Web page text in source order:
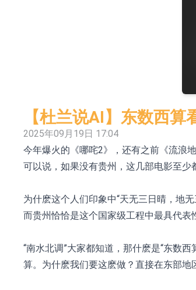
【异动股】港股涨幅榜前十
【异动股】昨日打二板以上
【异动股】港股跌幅榜前十
【异动股】港股涨幅榜前十
COMMUNE幻师在香港开设旗
香港交易所：委任何洸毅为
1年期港元隔夜平均指数挂钩
香港证监会就中国糖果前高
【杜兰说AI】东数西算
2025年09月19日 17:04
今年爆火的《哪咤2》，还有之前《流浪
可以说，如果没有贵州，这几部电影至少
为什麽这个人们印象中“天无三日晴，地
而贵州恰恰是这个国家级工程中最具代表
“南水北调”大家都知道，那什麽是“东数
算。为什麽我们要这麽做？直接在东部地